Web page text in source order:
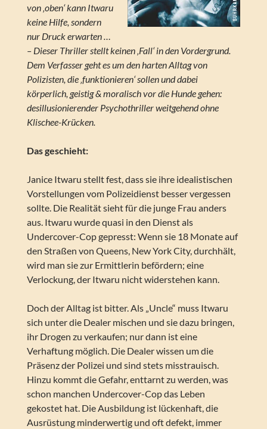
von ‚oben‘ kann Itwaru
keine Hilfe, sondern
nur Druck erwarten …
– Dieser Thriller stellt keinen ‚Fall‘ in den Vordergrund.
Dem Verfasser geht es um den harten Alltag von
Polizisten, die ‚funktionieren‘ sollen und dabei
körperlich, geistig & moralisch vor die Hunde gehen:
desillusionierender Psychothriller weitgehend ohne
Klischee-Krücken.
Das geschieht:
Janice Itwaru stellt fest, dass sie ihre idealistischen
Vorstellungen vom Polizeidienst besser vergessen
sollte. Die Realität sieht für die junge Frau anders
aus. Itwaru wurde quasi in den Dienst als
Undercover-Cop gepresst: Wenn sie 18 Monate auf
den Straßen von Queens, New York City, durchhält,
wird man sie zur Ermittlerin befördern; eine
Verlockung, der Itwaru nicht widerstehen kann.
Doch der Alltag ist bitter. Als „Uncle“ muss Itwaru
sich unter die Dealer mischen und sie dazu bringen,
ihr Drogen zu verkaufen; nur dann ist eine
Verhaftung möglich. Die Dealer wissen um die
Präsenz der Polizei und sind stets misstrauisch.
Hinzu kommt die Gefahr, enttarnt zu werden, was
schon manchen Undercover-Cop das Leben
gekostet hat. Die Ausbildung ist lückenhaft, die
Ausrüstung minderwertig und oft defekt, immer